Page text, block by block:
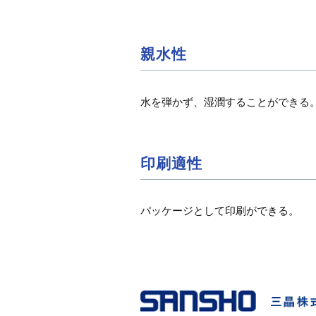
親水性
水を弾かず、湿潤することができる。
印刷適性
パッケージとして印刷ができる。
濾過膜、減菌紙